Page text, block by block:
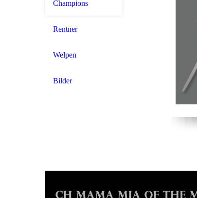
Champions
Rentner
Welpen
Bilder